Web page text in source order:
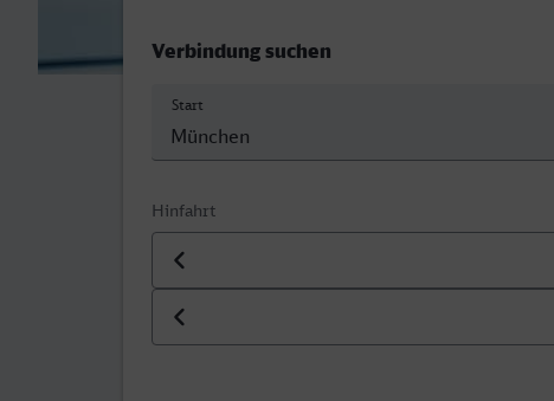
Verbindung suchen
Start
Hinfahrt
Datum der Hinfahrt
Uhrzeit der Hinfahrt